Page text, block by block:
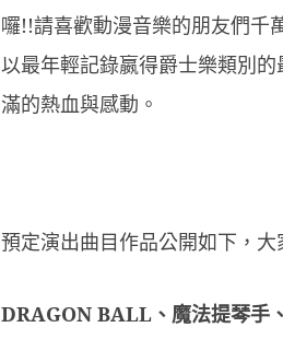
囉!!請喜歡動漫音樂的朋友們千
以最年輕記錄嬴得爵士樂類別的
滿的熱血與感動。
預定演出曲目作品公開如下，
DRAGON BALL 、 魔法提琴手、